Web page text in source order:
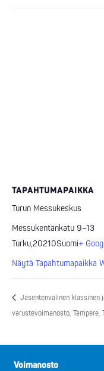
TAPAHTUMAPAIKKA
Turun Messukeskus
Messukentänkatu 9–13
Turku,20210Suomi+
Näytä Tapahtumapaikka
Jäsentenvälinen klassinen
varustevoimanosto, Tampere,
Voimanosto